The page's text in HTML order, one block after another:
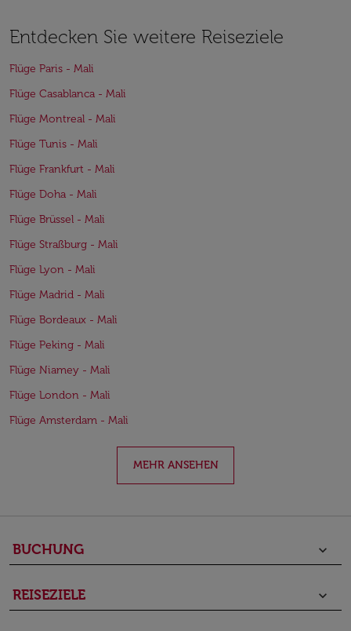
Entdecken Sie weitere Reiseziele
Flüge Paris - Mali
Flüge Casablanca - Mali
Flüge Montreal - Mali
Flüge Tunis - Mali
Flüge Frankfurt - Mali
Flüge Doha - Mali
Flüge Brüssel - Mali
Flüge Straßburg - Mali
Flüge Lyon - Mali
Flüge Madrid - Mali
Flüge Bordeaux - Mali
Flüge Peking - Mali
Flüge Niamey - Mali
Flüge London - Mali
Flüge Amsterdam - Mali
MEHR ANSEHEN
BUCHUNG keyboard_arrow_down
REISEZIELE keyboard_arrow_down